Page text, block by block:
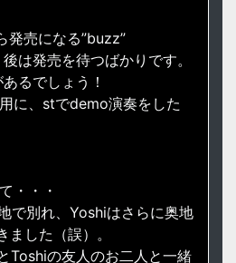
発売になる”buzz”
は発売を待つばかりです。
るでしょう！
に、stでdemo演奏をした
・・・
で別れ、Yoshiはさらに奥地
した（誤）。
Toshiの友人のお二人と一緒